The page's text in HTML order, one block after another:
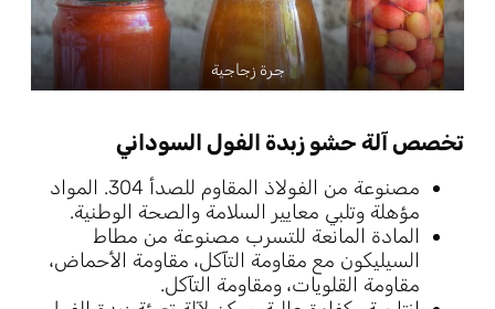
جرة زجاجية
تخصص آلة حشو زبدة الفول السوداني
مصنوعة من الفولاذ المقاوم للصدأ 304. المواد
مؤهلة وتلبي معايير السلامة والصحة الوطنية.
المادة المانعة للتسرب مصنوعة من مطاط
السيليكون مع مقاومة التآكل، مقاومة الأحماض،
مقاومة القلويات، ومقاومة التآكل.